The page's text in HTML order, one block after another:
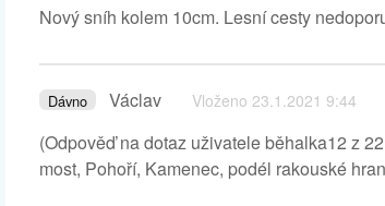
Nový sníh kolem 10cm. Lesní cesty
Dávno Václav Vloženo 23.1.2021 9:44
(Odpověď na dotaz uživatele běhalka12 z
most, Pohoří, Kamenec, podél rakouské